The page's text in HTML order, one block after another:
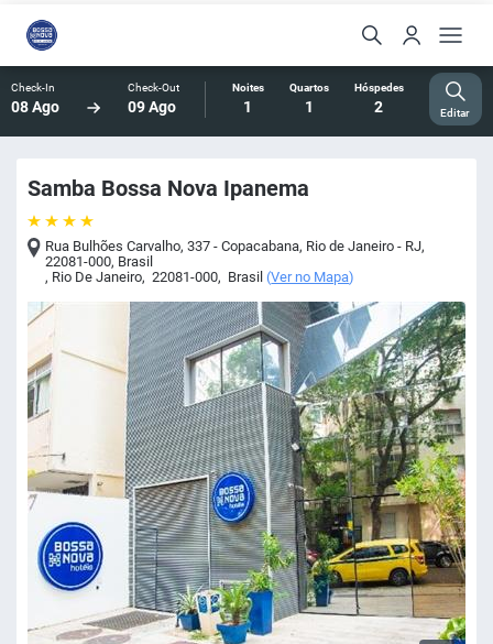
Check-In
08 Ago
Check-Out
09 Ago
Noites
1
Quartos
1
Hóspedes
2 Editar
Samba Bossa Nova Ipanema
Rua Bulhões Carvalho, 337 - Copacabana, Rio de Janeiro - RJ,
22081-000, Brasil
, Rio De Janeiro, 22081-000, Brasil (Ver no Mapa)